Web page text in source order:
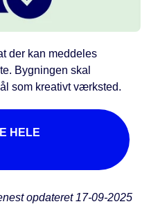
der kan meddeles
Bygningen skal
som kreativt værksted.
HELE
opdateret 17-09-2025